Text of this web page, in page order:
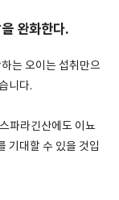
완화한다.
는 오이는 섭취만으
니다.
파라긴산에도 이뇨
기대할 수 있을 것입